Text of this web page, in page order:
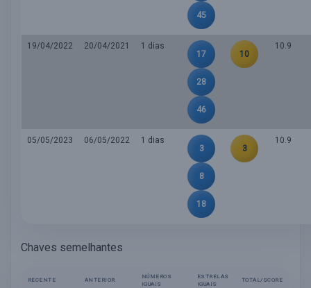
45
19/04/2022 20/04/2021
1 dias
17
28
46
10
10.9
05/05/2023 06/05/2022
1 dias
3
8
18
3
10.9
Chaves semelhantes
RECENTE ANTERIOR
NÚMEROS
IGUAIS
ESTRELAS
IGUAIS
TOTAL/SCORE